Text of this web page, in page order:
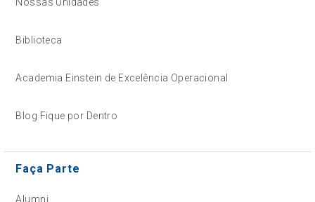
Nossas Unidades
Biblioteca
Academia Einstein de Excelência Operacional
Blog Fique por Dentro
Faça Parte
Alumni